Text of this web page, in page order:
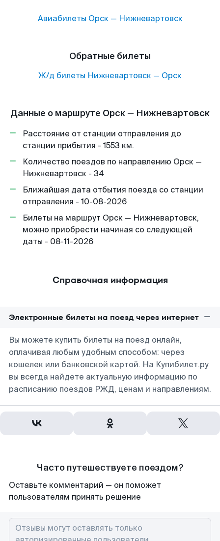
Авиабилеты Орск— Нижневартовск
Обратные билеты
Ж/д билеты Нижневартовск — Орск
Данные о маршруте Орск — Нижневартовск
Расстояние от станции отправления до
станции прибытия - 1553 км.
Количество поездов по направлению Орск —
Нижневартовск - 34
Ближайшая дата отбытия поезда со станции
отправления - 10-08-2026
Билеты на маршрут Орск — Нижневартовск,
можно приобрести начиная со следующей
даты - 08-11-2026
Справочная информация
Электронные билеты на поезд через интернет
Вы можете купить билеты на поезд онлайн,
оплачивая любым удобным способом: через
кошелек или банковской картой. На Купибилет.ру
вы всегда найдете актуальную информацию по
расписанию поездов РЖД, ценам и направлениям.
Часто путешествуете поездом?
Оставьте комментарий — он поможет
пользователям принять решение